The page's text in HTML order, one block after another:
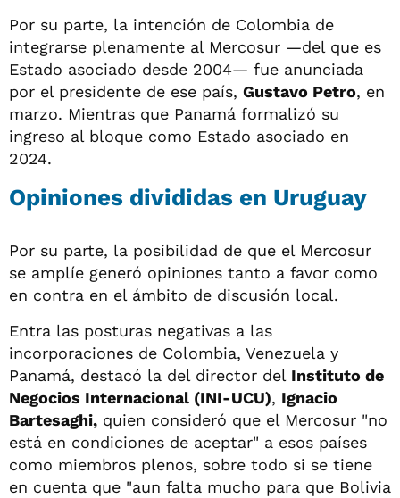
Por su parte, la intención de Colombia de
integrarse plenamente al Mercosur —del que es
Estado asociado desde 2004— fue anunciada
por el presidente de ese país, Gustavo Petro, en
marzo. Mientras que Panamá formalizó su
ingreso al bloque como Estado asociado en
2024.
Opiniones divididas en Uruguay
Por su parte, la posibilidad de que el Mercosur
se amplíe generó opiniones tanto a favor como
en contra en el ámbito de discusión local.
Entra las posturas negativas a las
incorporaciones de Colombia, Venezuela y
Panamá, destacó la del director del Instituto de
Negocios Internacional (INI-UCU), Ignacio
Bartesaghi, quien consideró que el Mercosur "no
está en condiciones de aceptar" a esos países
como miembros plenos, sobre todo si se tiene
en cuenta que "aun falta mucho para que Bolivia